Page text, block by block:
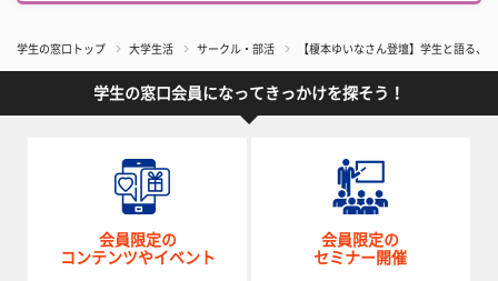
学生の窓口トップ 大学生活 サークル・部活 【榎本ゆいなさん登壇】学生と語る、
学生の窓口会員になってきっかけを探そう！
会員限定の
コンテンツやイベント
会員限定の
セミナー開催